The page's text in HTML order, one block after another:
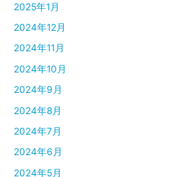
2025年1月
2024年12月
2024年11月
2024年10月
2024年9月
2024年8月
2024年7月
2024年6月
2024年5月